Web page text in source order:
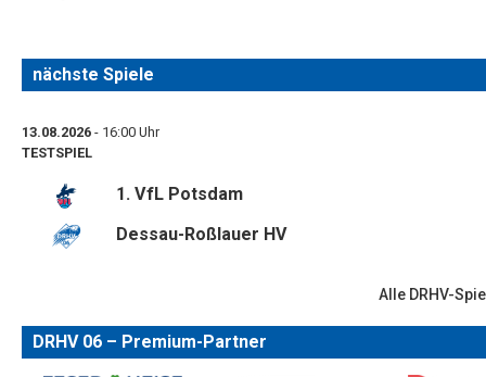
nächste Spiele
13.08.2026 - 16:00 Uhr
TESTSPIEL
1. VfL Potsdam
Dessau-Roßlauer HV
Alle DRHV-
DRHV 06 – Premium-Partner